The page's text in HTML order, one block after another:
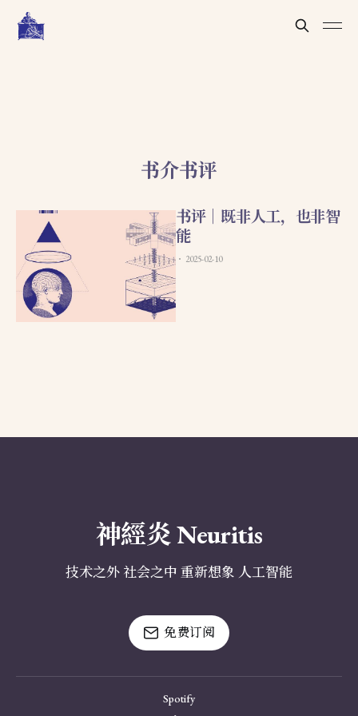
书介书评
书评｜既非人工，也非智
能
2025-02-10
神經炎 Neuritis
技术之外 社会之中 重新想象 人工智能
免费订阅
Spotify